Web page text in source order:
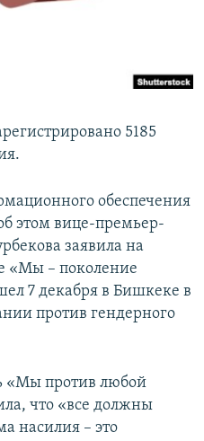
5185
обеспечения
этом вице-премьер-
заявила на
«Мы – поколение
7 декабря в Бишкеке в
против гендерного
«Мы против любой
что «все должны
насилия – это